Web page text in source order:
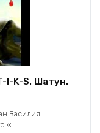
I-K-S. Шатун.
Василия
«